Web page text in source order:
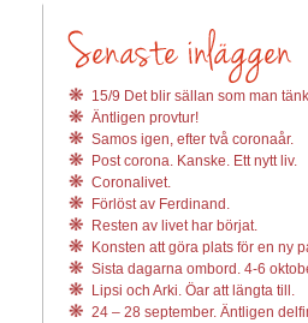
15/9 Det blir sällan som man
Äntligen provtur!
Samos igen, efter två coronaår.
Post corona. Kanske. Ett nytt liv.
Coronalivet.
Förlöst av Ferdinand.
Resten av livet har börjat.
Konsten att göra plats för en ny
Sista dagarna ombord. 4-6
Lipsi och Arki. Öar att längta till.
24 – 28 september. Äntligen